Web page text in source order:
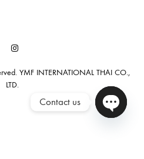
YMF INTERNATIONAL THAI CO.,
LTD.
Instagram
Contact us